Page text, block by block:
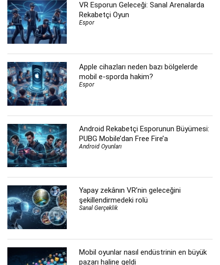
VR Esporun Geleceği: Sanal Arenalarda
Rekabetçi Oyun
Espor
Apple cihazları neden bazı bölgelerde
mobil e-sporda hakim?
Espor
Android Rekabetçi Esporunun Büyümesi:
PUBG Mobile’dan Free Fire’a
Android Oyunları
Yapay zekânın VR’nin geleceğini
şekillendirmedeki rolü
Sanal Gerçeklik
Mobil oyunlar nasıl endüstrinin en büyük
pazarı haline geldi